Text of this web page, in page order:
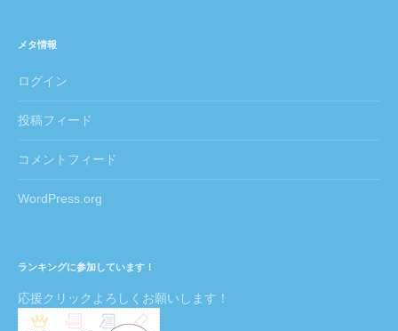
メタ情報
ログイン
投稿フィード
コメントフィード
WordPress.org
ランキングに参加しています！
応援クリックよろしくお願いします！